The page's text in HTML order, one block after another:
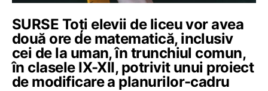
SURSE Toți elevii de liceu vor avea
două ore de matematică, inclusiv
cei de la uman, în trunchiul comun,
în clasele IX-XII, potrivit unui proiect
de modificare a planurilor-cadru